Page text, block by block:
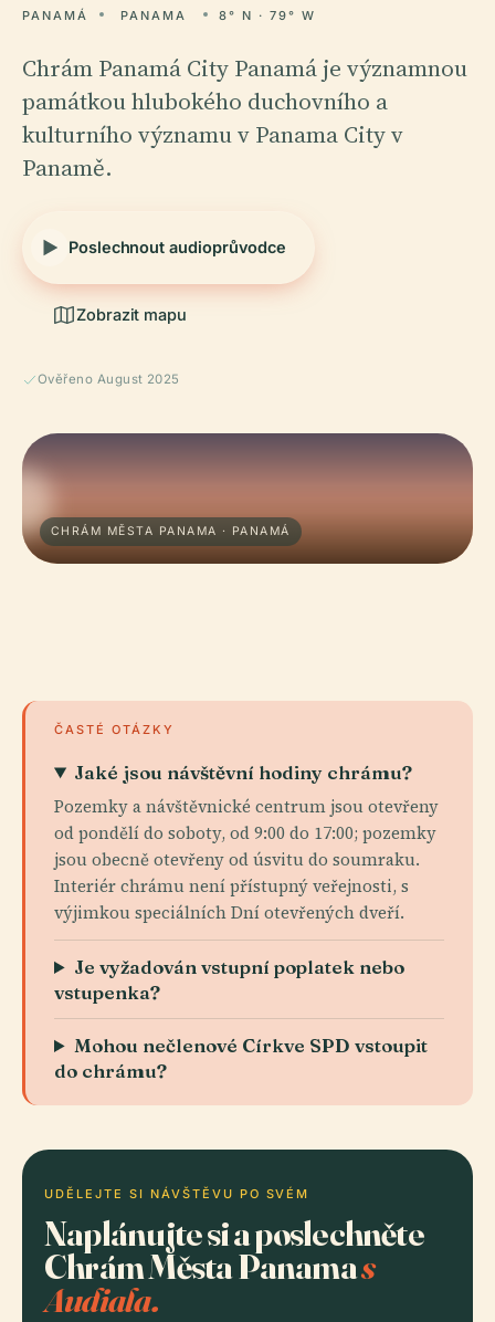
PANAMÁ PANAMA 8° N · 79° W
Chrám Panamá City Panamá je významnou
památkou hlubokého duchovního a
kulturního významu v Panama City v
Panamě.
Poslechnout audioprůvodce
Zobrazit mapu
Ověřeno August 2025
CHRÁM MĚSTA PANAMA · PANAMÁ
ČASTÉ OTÁZKY
Jaké jsou návštěvní hodiny chrámu?
Pozemky a návštěvnické centrum jsou otevřeny
od pondělí do soboty, od 9:00 do 17:00; pozemky
jsou obecně otevřeny od úsvitu do soumraku.
Interiér chrámu není přístupný veřejnosti, s
výjimkou speciálních Dní otevřených dveří.
Je vyžadován vstupní poplatek nebo
vstupenka?
Mohou nečlenové Církve SPD vstoupit
do chrámu?
UDĚLEJTE SI NÁVŠTĚVU PO SVÉM
Naplánujte si a poslechněte
Chrám Města Panamas
Audiala.